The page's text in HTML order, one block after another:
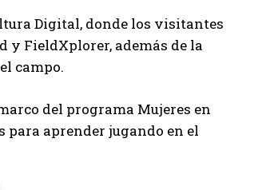
Digital, donde los visitantes
y FieldXplorer, además de la
campo.
del programa Mujeres en
para aprender jugando en el